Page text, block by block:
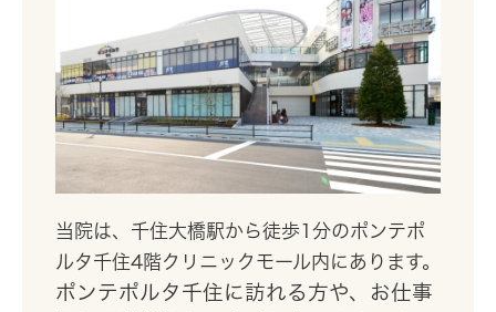
当院は、千住大橋駅から徒歩1分のポンテポ
ルタ千住4階クリニックモール内にあります。
ポンテポルタ千住に訪れる方や、お仕事